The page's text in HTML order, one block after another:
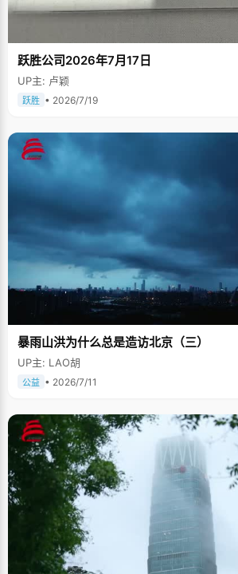
跃胜公司2026年7月17日
UP主: 卢颖
跃胜 • 2026/7/19
暴雨山洪为什么总是造访北京（三）
UP主: LAO胡
公益 • 2026/7/11